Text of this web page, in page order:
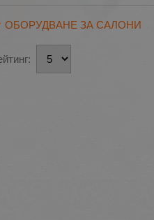
ОБОРУДВАНЕ ЗА САЛОНИ